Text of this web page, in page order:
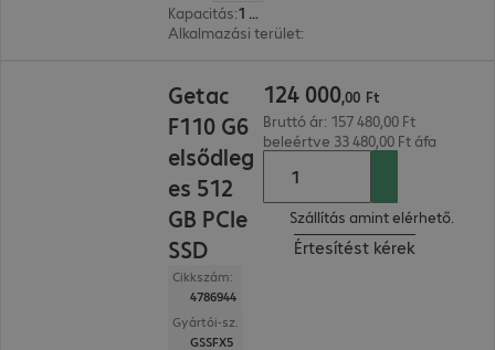
Kapacitás:
1 TB
Alkalmazási terület:
Getac
F110 G6
elsődleg
es 512
GB PCIe
SSD
Cikkszám:
4786944
Gyártói-sz.
GSSFX5
124 000,00 Ft
Bruttó ár: 157 480,00 Ft
beleértve 33 480,00 Ft áfa
Szállítás amint elérhető.
Értesítést kérek